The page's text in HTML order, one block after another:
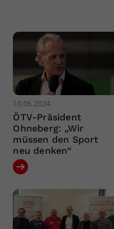
10.06.2024
ÖTV-Präsident
Ohneberg: „Wir
müssen den Sport
neu denken“